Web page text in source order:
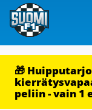
🎁
peliin - vain 1